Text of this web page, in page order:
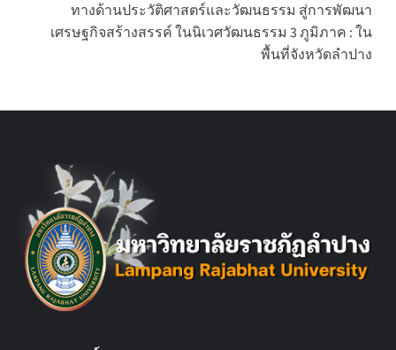
ทางด้านประวัติศาสตร์และวัฒนธรรม สู่การพัฒนา
เศรษฐกิจสร้างสรรค์ ในนิเวศวัฒนธรรม 3 ภูมิภาค : ใน
พื้นที่จังหวัดลำปาง